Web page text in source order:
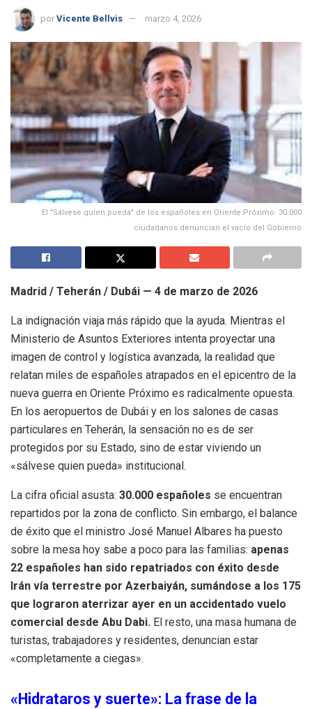
por Vicente Bellvis marzo 4, 2026
El "Sálvese quien pueda" de los españoles en Oriente Próximo: 30.000
ciudadanos denuncian el vacío del Gobierno
Madrid / Teherán / Dubái — 4 de marzo de 2026
La indignación viaja más rápido que la ayuda. Mientras el
Ministerio de Asuntos Exteriores intenta proyectar una
imagen de control y logística avanzada, la realidad que
relatan miles de españoles atrapados en el epicentro de la
nueva guerra en Oriente Próximo es radicalmente opuesta.
En los aeropuertos de Dubái y en los salones de casas
particulares en Teherán, la sensación no es de ser
protegidos por su Estado, sino de estar viviendo un
«sálvese quien pueda» institucional.
La cifra oficial asusta: 30.000 españoles se encuentran
repartidos por la zona de conflicto. Sin embargo, el balance
de éxito que el ministro José Manuel Albares ha puesto
sobre la mesa hoy sabe a poco para las familias: apenas
22 españoles han sido repatriados con éxito desde
Irán vía terrestre por Azerbaiyán, sumándose a los 175
que lograron aterrizar ayer en un accidentado vuelo
comercial desde Abu Dabi. El resto, una masa humana de
turistas, trabajadores y residentes, denuncian estar
«completamente a ciegas».
«Hidrataros y suerte»: La frase de la